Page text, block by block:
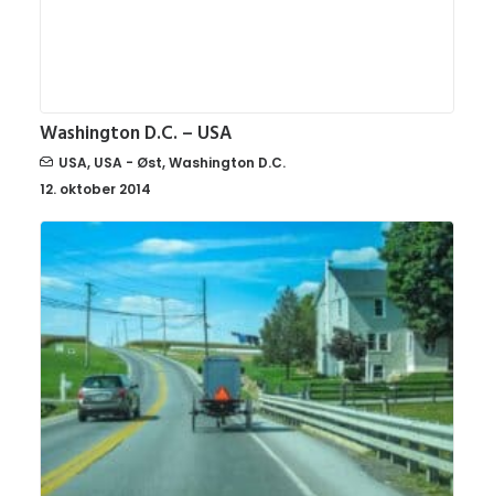
Washington D.C. – USA
USA, USA - Øst,Washington D.C.
12. oktober 2014